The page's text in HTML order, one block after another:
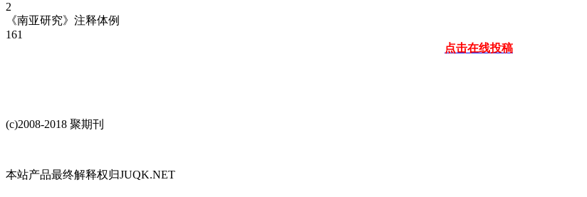
2
《南亚研究》注释体例
161
点击在线投稿
(c)2008-2018 聚期刊
本站产品最终解释权归JUQK.NET